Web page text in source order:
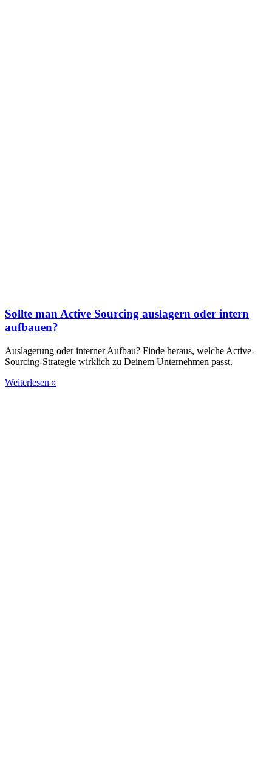
Sollte man Active Sourcing auslagern oder intern
aufbauen?
Auslagerung oder interner Aufbau? Finde heraus, welche Active-
Sourcing-Strategie wirklich zu Deinem Unternehmen passt.
Weiterlesen »